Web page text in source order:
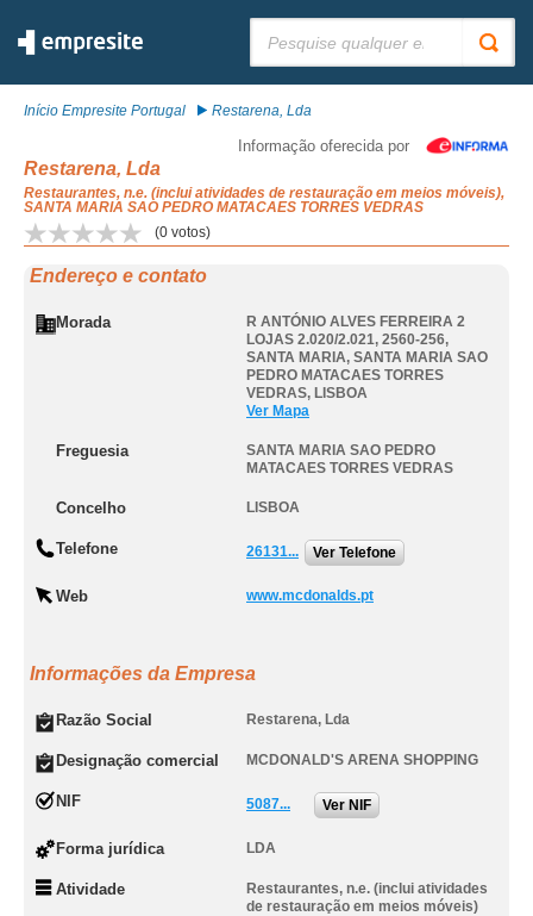
Início Empresite Portugal Restarena, Lda
Informação oferecida por
Restarena, Lda
Restaurantes, n.e. (inclui atividades de restauração em meios móveis),
SANTA MARIA SAO PEDRO MATACAES TORRES VEDRAS
(0 votos)
Endereço e contato
Morada
R ANTÓNIO ALVES FERREIRA 2
LOJAS 2.020/2.021, 2560-256,
SANTA MARIA, SANTA MARIA SAO
PEDRO MATACAES TORRES
VEDRAS, LISBOA
Ver Mapa
Freguesia
SANTA MARIA SAO PEDRO
MATACAES TORRES VEDRAS
Concelho LISBOA
Telefone 26131... Ver Telefone
Web www.mcdonalds.pt
Informações da Empresa
Razão Social Restarena, Lda
Designação comercial MCDONALD'S ARENA SHOPPING
NIF 5087... Ver NIF
Forma jurídica LDA
Atividade
Restaurantes, n.e. (inclui atividades
de restauração em meios móveis)